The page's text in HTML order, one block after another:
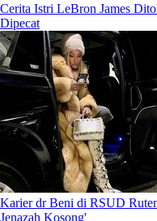
Cerita Istri LeBron James
Dipecat
Karier dr Beni di RSUD
Jenazah Kosong'